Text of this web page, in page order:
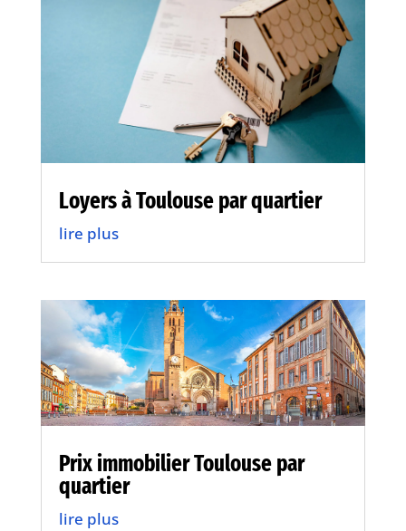
Loyers à Toulouse par quartier
lire plus
Prix immobilier Toulouse par
quartier
lire plus